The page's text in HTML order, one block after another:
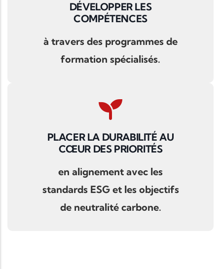
DÉVELOPPER LES
COMPÉTENCES
à travers des programmes de
formation spécialisés.
PLACER LA DURABILITÉ AU
CŒUR DES PRIORITÉS
en alignement avec les
standards ESG et les objectifs
de neutralité carbone.